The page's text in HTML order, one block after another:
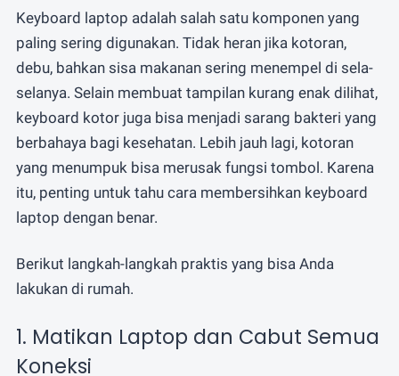
Whatsapp atau Email
Keyboard laptop adalah salah satu komponen yang
paling sering digunakan. Tidak heran jika kotoran,
debu, bahkan sisa makanan sering menempel di sela-
selanya. Selain membuat tampilan kurang enak dilihat,
keyboard kotor juga bisa menjadi sarang bakteri yang
berbahaya bagi kesehatan. Lebih jauh lagi, kotoran
yang menumpuk bisa merusak fungsi tombol. Karena
itu, penting untuk tahu cara membersihkan keyboard
laptop dengan benar.
Berikut langkah-langkah praktis yang bisa Anda
lakukan di rumah.
1. Matikan Laptop dan Cabut Semua
Koneksi